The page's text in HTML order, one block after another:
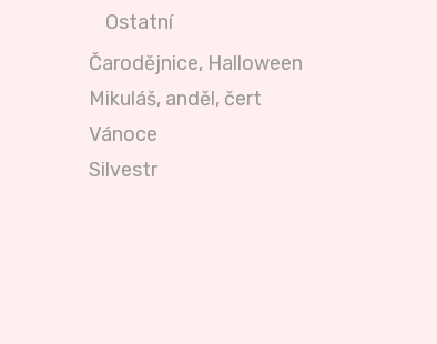
Ostatní
Čarodějnice, Halloween
Mikuláš, anděl, čert
Vánoce
Silvestr